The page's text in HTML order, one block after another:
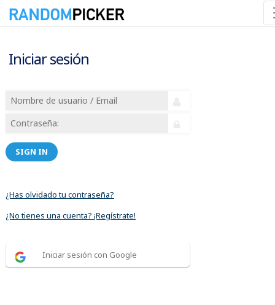
Iniciar sesión
SIGN IN
¿Has olvidado tu contraseña?
¿No tienes una cuenta? ¡Regístrate!
Iniciar sesión con Google